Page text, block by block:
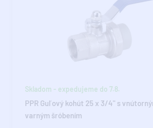
Skladom - expedujeme do 7.8.
PPR Guľový kohút 25 x 3/4" s
varným šróbením